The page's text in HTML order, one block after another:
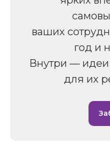
ваших
год и
Внутри —
для их